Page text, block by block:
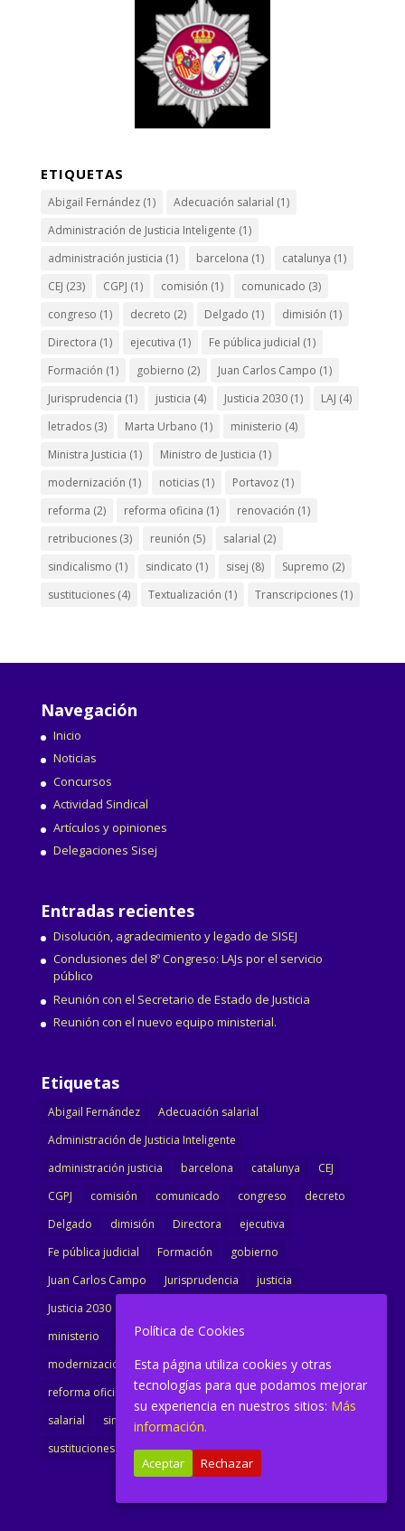
ETIQUETAS
Abigail Fernández(1) Adecuación salarial (1)
Administración de Justicia Inteligente (1)
administración justicia (1) barcelona (1) catalunya (1)
CEJ (23) CGPJ (1) comisión (1) comunicado (3)
congreso (1) decreto (2) Delgado (1) dimisión (1)
Directora (1) ejecutiva (1) Fe pública judicial (1)
Formación (1) gobierno (2) Juan Carlos Campo (1)
Jurisprudencia (1) justicia (4) Justicia 2030(1) LAJ (4)
letrados(3) Marta Urbano (1) ministerio (4)
Ministra Justicia (1) Ministro de Justicia (1)
modernización (1) noticias(1) Portavoz(1)
reforma (2) reforma oficina (1) renovación (1)
retribuciones(3) reunión (5) salarial (2)
sindicalismo (1) sindicato (1) sisej (8) Supremo (2)
sustituciones(4) Textualización (1) Transcripciones(1)
Navegación
Inicio
Noticias
Concursos
Actividad Sindical
Artículos y opiniones
Delegaciones Sisej
Entradas recientes
Disolución, agradecimiento y legado de SISEJ
Conclusiones del 8º Congreso: LAJs por el servicio
público
Reunión con el Secretario de Estado de Justicia
Reunión con el nuevo equipo ministerial.
Etiquetas
Abigail Fernández
Adecuación salarial
Administración de Justicia Inteligente
administración justicia
barcelona catalunya
CEJ
CGPJ
comisión comunicado congreso
decreto
Delgado
dimisión Directora
ejecutiva
Fe pública judicial
Formación
gobierno
Juan Carlos Campo
Jurisprudencia
justicia
Justicia 2030
ministerio
Ministra Justicia
Ministro de Justicia
modernización
noticias Portavoz
reforma
reforma oficina
renovación retribuciones
reunión
salarial
sindicalismo sindicato
sustituciones
Textualización Transcripciones
Política de Cookies
Esta página utiliza cookies y otras
tecnologías para que podamos mejorar
su experiencia en nuestros sitios: Más
información.
Aceptar Rechazar